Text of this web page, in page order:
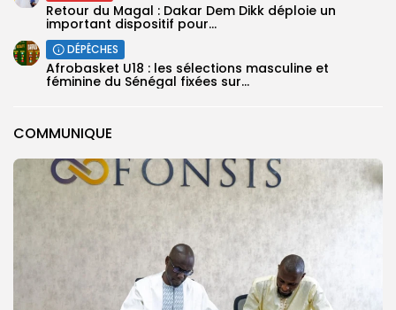
COMMUNIQUE
Retour du Magal : Dakar Dem Dikk déploie un
important dispositif pour...
DÉPÊCHES
‎Afrobasket U18 : les sélections masculine et
féminine du Sénégal fixées sur...